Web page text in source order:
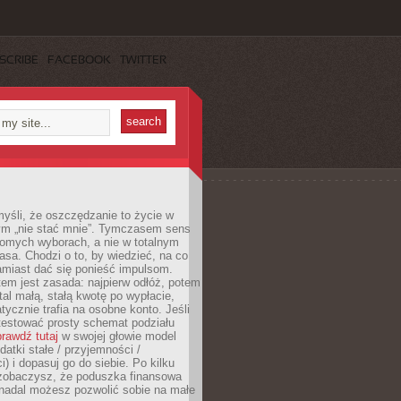
FACEBOOK TWITTER
że oszczędzanie to życie w
„nie stać mnie”. Tymczasem sens
wyborach, a nie w totalnym
Chodzi o to, by wiedzieć, na co
dać się ponieść impulsom.
jest zasada: najpierw odłóż, potem
małą, stałą kwotę po wypłacie,
trafia na osobne konto. Jeśli
prosty schemat podziału
tutaj w swojej głowie model
stałe / przyjemności /
i dopasuj go do siebie. Po kilku
że poduszka finansowa
możesz pozwolić sobie na małe